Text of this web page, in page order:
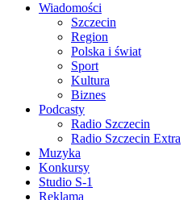
Wiadomości
Szczecin
Region
Polska i świat
Sport
Kultura
Biznes
Podcasty
Radio Szczecin
Radio Szczecin Extra
Muzyka
Konkursy
Studio S-1
Reklama